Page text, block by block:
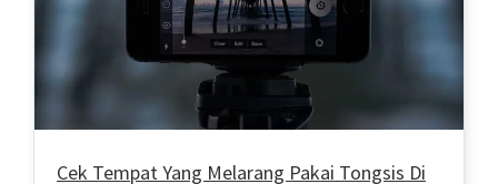
Cek Tempat Yang Melarang Pakai Tongsis Di